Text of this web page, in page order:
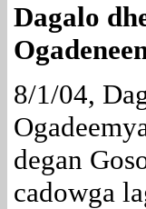
Dagalo
8/1/04,
degan
cadowga